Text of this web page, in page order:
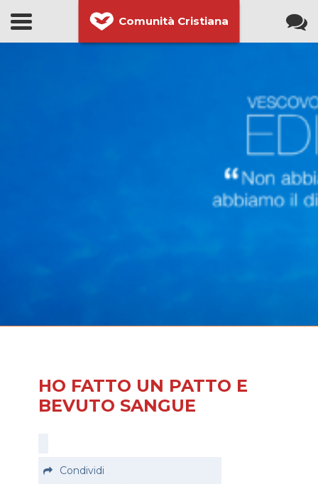
Comunità Cristiana
HO FATTO UN PATTO E
BEVUTO SANGUE
Condividi